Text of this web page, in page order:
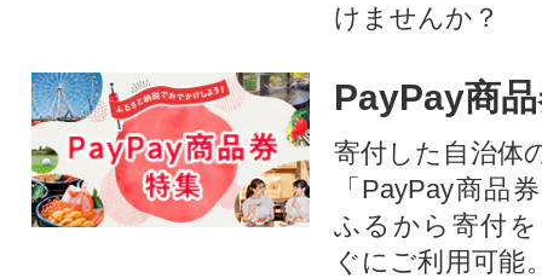
けませんか？
PayPay商
寄付した自治体
「PayPay商品
ふるから寄付
ぐにご利用可能